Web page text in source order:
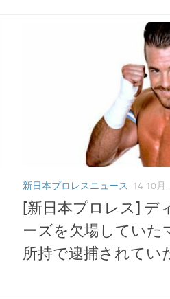
新日本プロレスニュース 14 10月
[新日本プロレス] デ
ーズを欠場していた
所持で逮捕されてい